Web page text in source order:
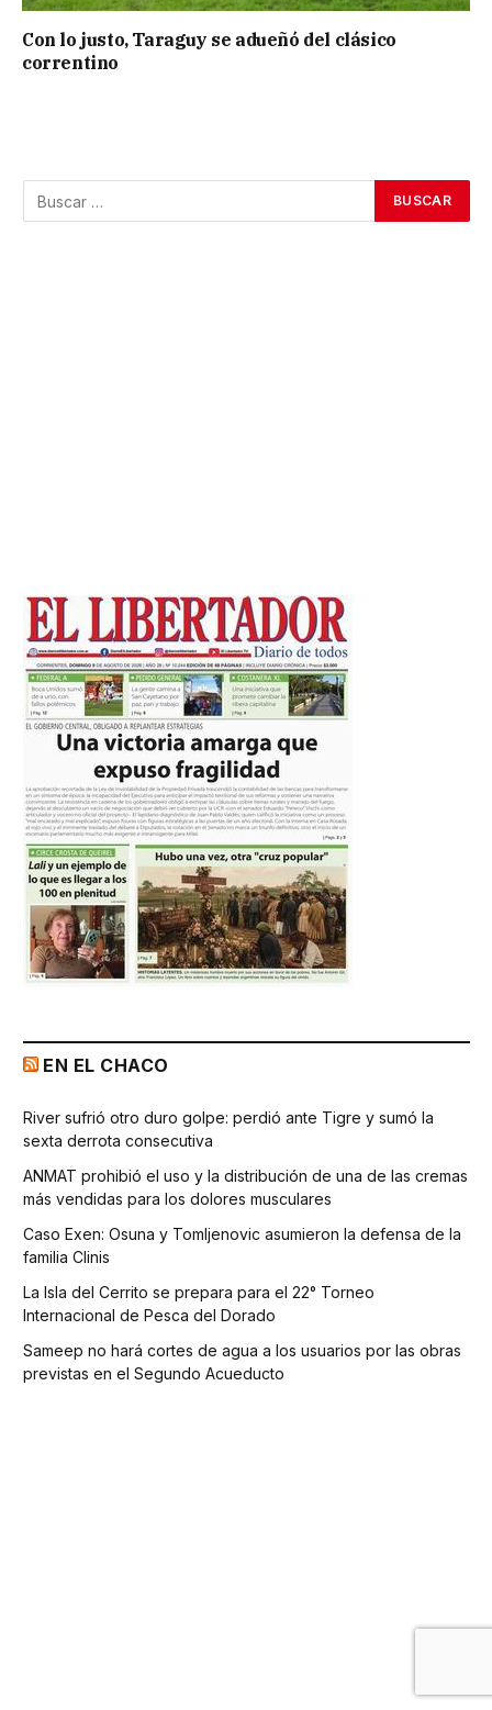
Con lo justo, Taraguy se adueñó del clásico
correntino
EN EL CHACO
River sufrió otro duro golpe: perdió ante Tigre y sumó la
sexta derrota consecutiva
ANMAT prohibió el uso y la distribución de una de las cremas
más vendidas para los dolores musculares
Caso Exen: Osuna y Tomljenovic asumieron la defensa de la
familia Clinis
La Isla del Cerrito se prepara para el 22° Torneo
Internacional de Pesca del Dorado
Sameep no hará cortes de agua a los usuarios por las obras
previstas en el Segundo Acueducto